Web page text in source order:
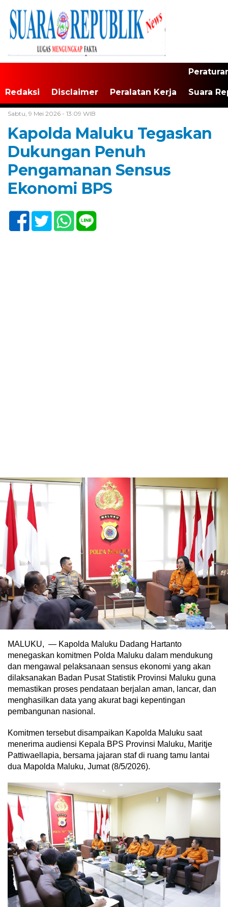
Redaksi Disclaimer Peralatan Kerja Suara
Sabtu, 9 Mei 2026 - 13:09 WIB
Kapolda Maluku Tegaskan
Dukungan Penuh
Pengamanan Sensus
Ekonomi BPS
MALUKU, — Kapolda Maluku Dadang Hartanto
menegaskan komitmen Polda Maluku dalam mendukung
dan mengawal pelaksanaan sensus ekonomi yang akan
dilaksanakan Badan Pusat Statistik Provinsi Maluku guna
memastikan proses pendataan berjalan aman, lancar, dan
menghasilkan data yang akurat bagi kepentingan
pembangunan nasional.
Komitmen tersebut disampaikan Kapolda Maluku saat
menerima audiensi Kepala BPS Provinsi Maluku, Maritje
Pattiwaellapia, bersama jajaran staf di ruang tamu lantai
dua Mapolda Maluku, Jumat (8/5/2026).